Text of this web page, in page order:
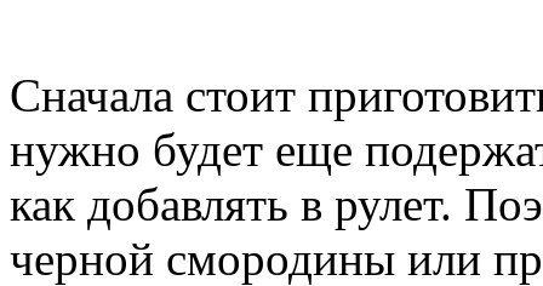
Сначала стоит
нужно будет еще
как добавлять в рулет.
черной смородины или